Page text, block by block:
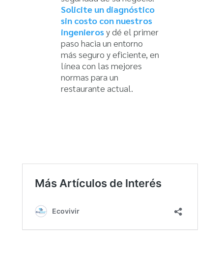
Solicite un diagnóstico
sin costo con nuestros
ingenierosy dé el primer
paso hacia un entorno
más seguro y eficiente, en
línea con las mejores
normas para un
restaurante actual.